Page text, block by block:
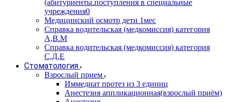
(абитуриенты.поступления в специальные
учреждения0
Медицинский осмотр дети 1мес
Справка водительская (медкомиссия) категория
А,В.М
Справка водительская (медкомиссия) категория
С,Д,Е
Стоматология
Взрослый прием
Иммедиат протез из 3 единиц
Анестезия аппликационная(взрослый приём)